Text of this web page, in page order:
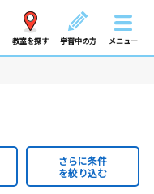
教室を探す 学習中の方 メニュー
さらに条件
を絞り込む